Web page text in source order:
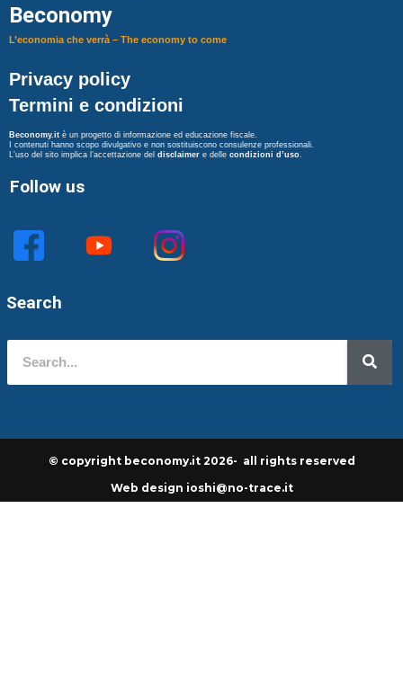
Beconomy
L’economia che verrà – The economy to come
Privacy policy
Termini e condizioni
Beconomy.it è un progetto di informazione ed educazione fiscale.
I contenuti hanno scopo divulgativo e non sostituiscono consulenze professionali.
L’uso del sito implica l’accettazione del disclaimer e delle condizioni d’uso
Follow us
Search
© copyright beconomy.it 2026- all rights reserved
Web design ioshi@no-trace.it